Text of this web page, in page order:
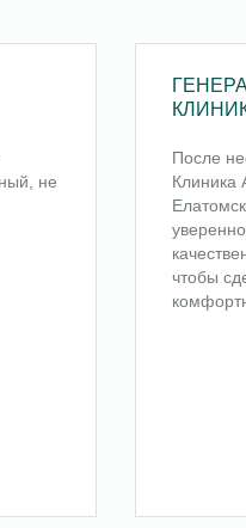
не
После
Клиника
чтобы